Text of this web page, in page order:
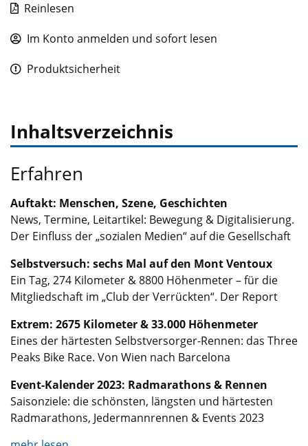
Reinlesen
Im Konto anmelden und sofort lesen
Produktsicherheit
Inhaltsverzeichnis
Erfahren
Auftakt: Menschen, Szene, Geschichten
News, Termine, Leitartikel: Bewegung & Digitalisierung.
Der Einfluss der „sozialen Medien“ auf die Gesellschaft
Selbstversuch: sechs Mal auf den Mont Ventoux
Ein Tag, 274 Kilometer & 8800 Höhenmeter – für die
Mitgliedschaft im „Club der Verrückten“. Der Report
Extrem: 2675 Kilometer & 33.000 Höhenmeter
Eines der härtesten Selbstversorger-Rennen: das Three
Peaks Bike Race. Von Wien nach Barcelona
Event-Kalender 2023: Radmarathons & Rennen
Saisonziele: die schönsten, längsten und härtesten
Radmarathons, Jedermannrennen & Events 2023